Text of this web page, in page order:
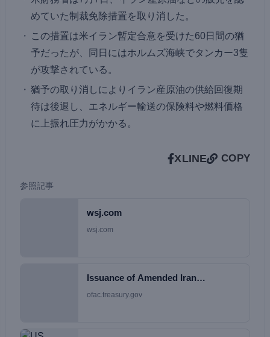
めていた制裁免除措置を取り消した。
この措置は米イラン暫定合意を受けた60日間の猶
予だったが、同日にはホルムズ海峡でタンカー3隻
が攻撃されている。
猶予の取り消しによりイラン産原油の供給回復期
待は後退し、エネルギー輸送の保険料や燃料価格
に上振れ圧力がかかる。
XLINE COPY
参照記事
wsj.com
wsj.com
Issuance of Amended Iran…
ofac.treasury.gov